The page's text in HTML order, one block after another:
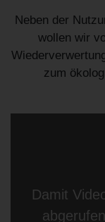
Neben der
wollen wir
zum
Damit